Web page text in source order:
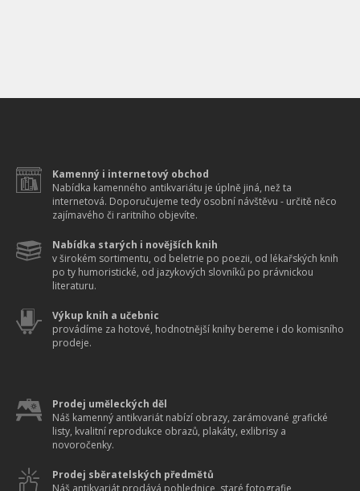
Kamenný i internetový obchod
Nabídka kamenného antikvariátu je úplně jiná, než ta
internetová. Doporučujeme tedy osobní návštěvu - určitě něco
zajímavého či raritního objevíte.
Nabídka starých i novějších knih
v širokém sortimentu, od beletrie po poezii, od lékařských knih
po ty humoristické, od jazykových slovníků po právnickou
literaturu.
Výkup knih a učebnic
provádíme za hotové, hodnotnější knihy bereme i do komisního
prodeje.
Prodej uměleckých děl
Náš kamenný antikvariát nabízí obrazy, zarámované grafické
listy, kvalitní reprodukce obrazů, plakáty, exlibrisy a
novoročenky.
Prodej sběratelských předmětů
Náš antikvariát prodává pohlednice, staré fotografie,